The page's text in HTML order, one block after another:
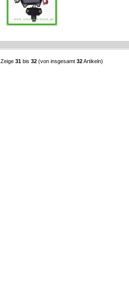
Zeige 31 bis 32 (von insgesamt 32Artikeln)